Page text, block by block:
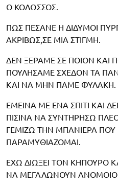
Ο ΚΟΛΩΣΣΟΣ.
ΠΩΣ ΠΕΣΑΝΕ Η ΔΙΔΥΜΟΙ
ΑΚΡΙΒΩΣ,ΣΕ ΜΙΑ ΣΤΙΓΜΗ.
ΔΕΝ ΞΕΡΑΜΕ ΣΕ ΠΟΙΟΝ ΚΑΙ
ΠΟΥΛΗΣΑΜΕ ΣΧΕΔΟΝ ΤΑ
ΚΑΙ ΝΑ ΜΗΝ ΠΑΜΕ ΦΥΛΑΚΗ.
ΕΜΕΙΝΑ ΜΕ ΕΝΑ ΣΠΙΤΙ ΚΑΙ
ΠΙΣΙΝΑ ΝΑ ΣΥΝΤΗΡΗΣΩ
ΓΕΜΙΖΩ ΤΗΝ ΜΠΑΝΙΕΡΑ ΠΟΥ
ΠΑΡΑΜΥΘΙΑΖΟΜΑΙ.
ΕΧΩ ΔΙΩΞΕΙ ΤΟΝ ΚΗΠΟΥΡΟ
ΝΑ ΜΕΓΑΛΩΝΟΥΝ